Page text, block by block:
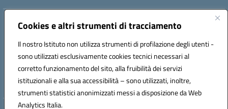
Cookies e altri strumenti di tracciamento
Il nostro Istituto non utilizza strumenti di profilazione degli utenti -
sono utilizzati esclusivamente cookies tecnici necessari al
corretto funzionamento del sito, alla fruibilità dei servizi
istituzionali e alla sua accessibilità – sono utilizzati, inoltre,
strumenti statistici anonimizzati messi a disposizione da Web
Analytics Italia.
Indirizzo:Via Tirso, 07011 Bono (SS)
Posta elettronica certificata (PEC):ssic820006@pec.istruzione.it
Codice fiscale: 81000530907
Codice meccanografico: SSIC820006